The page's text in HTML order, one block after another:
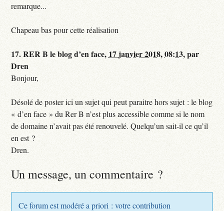
remarque...
Chapeau bas pour cette réalisation
17.RER B le blog d’en face, 17 janvier 2018, 08:13,par
Dren
Bonjour,
Désolé de poster ici un sujet qui peut paraitre hors sujet : le blog
« d’en face » du Rer B n’est plus accessible comme si le nom
de domaine n’avait pas été renouvelé. Quelqu’un sait-il ce qu’il
en est ?
Dren.
Un message, un commentaire ?
Ce forum est modéré a priori : votre contribution